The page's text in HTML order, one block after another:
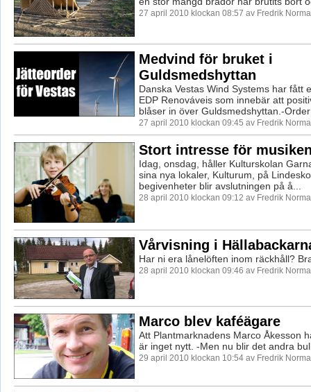
27 april 2010 klockan 08:57 av Fredrik
Medvind för bruket i
Guldsmedshyttan
Danska Vestas Wind Systems har fått
EDP Renováveis som innebär att
blåser in över Guldsmedshyttan.-
27 april 2010 klockan 09:45 av Fredrik
Stort intresse för
Idag, onsdag, håller Kulturskolan
sina nya lokaler, Kulturum, på
begivenheter blir avslutningen på å...
28 april 2010 klockan 09:12 av Fredrik
Vårvisning i
Har ni era lånelöften inom räckhåll?
28 april 2010 klockan 09:46 av Fredrik
Marco blev kaféägare
Att Plantmarknadens Marco Åkesson
är inget nytt. -Men nu blir det andra
29 april 2010 klockan 10:54 av Fredrik